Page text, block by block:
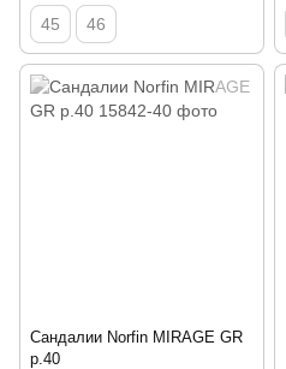
45 46
Сандалии Norfin MIRAGE GR
р.40